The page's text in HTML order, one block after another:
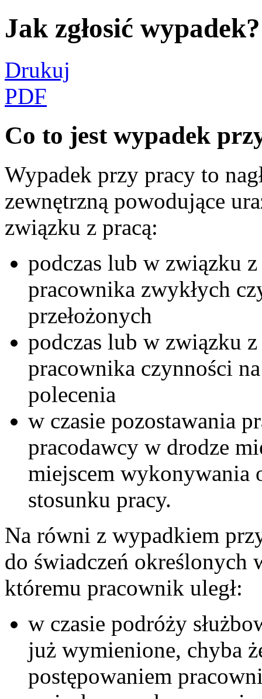
Jak zgłosić wypadek?
Drukuj
PDF
Co to jest wypadek
Wypadek przy pracy to
zewnętrzną powodujące
związku z pracą:
podczas lub w związku
pracownika zwykłych
przełożonych
podczas lub w związku
pracownika czynności
polecenia
w czasie pozostawania
pracodawcy w drodze
miejscem wykonywania
stosunku pracy.
Na równi z wypadkiem
do świadczeń określonych
któremu pracownik uległ:
w czasie podróży
już wymienione, chyba
postępowaniem